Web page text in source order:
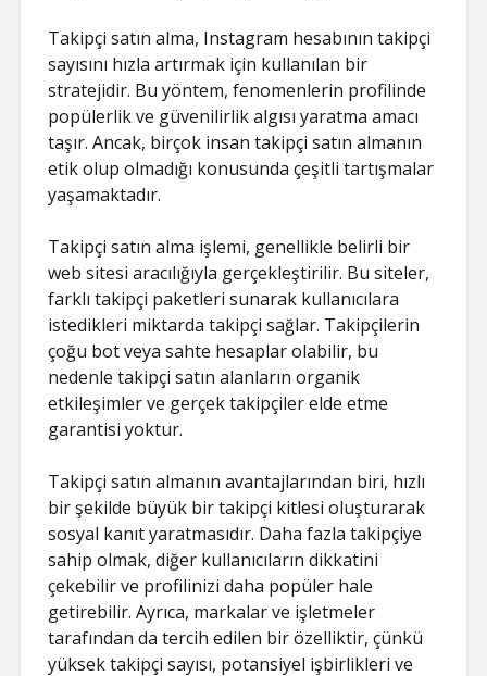
Takipçi satın alma, Instagram hesabının takipçi
sayısını hızla artırmak için kullanılan bir
stratejidir. Bu yöntem, fenomenlerin profilinde
popülerlik ve güvenilirlik algısı yaratma amacı
taşır. Ancak, birçok insan takipçi satın almanın
etik olup olmadığı konusunda çeşitli tartışmalar
yaşamaktadır.
Takipçi satın alma işlemi, genellikle belirli bir
web sitesi aracılığıyla gerçekleştirilir. Bu siteler,
farklı takipçi paketleri sunarak kullanıcılara
istedikleri miktarda takipçi sağlar. Takipçilerin
çoğu bot veya sahte hesaplar olabilir, bu
nedenle takipçi satın alanların organik
etkileşimler ve gerçek takipçiler elde etme
garantisi yoktur.
Takipçi satın almanın avantajlarından biri, hızlı
bir şekilde büyük bir takipçi kitlesi oluşturarak
sosyal kanıt yaratmasıdır. Daha fazla takipçiye
sahip olmak, diğer kullanıcıların dikkatini
çekebilir ve profilinizi daha popüler hale
getirebilir. Ayrıca, markalar ve işletmeler
tarafından da tercih edilen bir özelliktir, çünkü
yüksek takipçi sayısı, potansiyel işbirlikleri ve